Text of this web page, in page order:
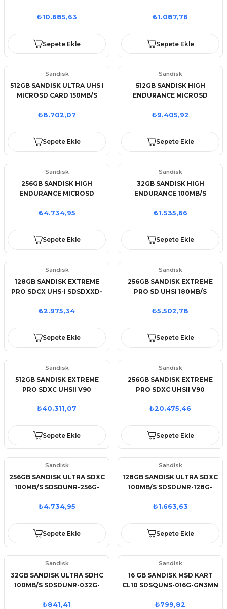
₺10.685,63
Sepete Ekle
₺1.087,76
Sepete Ekle
Sandisk
512GB SANDISK ULTRA UHS I
MICROSD CARD 150MB/S
₺8.702,07
Sepete Ekle
Sandisk
512GB SANDISK HIGH
ENDURANCE MICROSD
GN6IA
₺9.405,92
Sepete Ekle
Sandisk
256GB SANDISK HIGH
ENDURANCE MICROSD
GN6IA
₺4.734,95
Sepete Ekle
Sandisk
32GB SANDISK HIGH
ENDURANCE 100MB/S
₺1.535,66
Sepete Ekle
Sandisk
128GB SANDISK EXTREME
PRO SDCX UHS-I SDSDXXD-
₺2.975,34
Sepete Ekle
Sandisk
256GB SANDISK EXTREME
PRO SD UHSI 180MB/S
GNCIN
₺5.502,78
Sepete Ekle
Sandisk
512GB SANDISK EXTREME
PRO SDXC UHSII V90
₺40.311,07
Sepete Ekle
Sandisk
256GB SANDISK EXTREME
PRO SDXC UHSII V90
₺20.475,46
Sepete Ekle
Sandisk
256GB SANDISK ULTRA SDXC
100MB/S SDSDUNR-256G-
₺4.734,95
Sepete Ekle
Sandisk
128GB SANDISK ULTRA SDXC
100MB/S SDSDUNR-128G-
₺1.663,63
Sepete Ekle
Sandisk
32GB SANDISK ULTRA SDHC
100MB/S SDSDUNR-032G-
₺841,41
Sandisk
16 GB SANDISK MSD KART
CL10 SDSQUNS-016G-GN3MN
₺799,82